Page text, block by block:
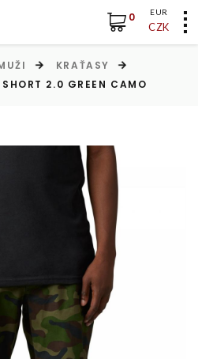
EUR
CZK
0
KRAŤASY
2.0 GREEN CAMO